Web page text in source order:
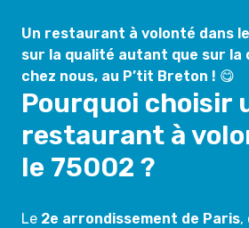
Un restaurant à volonté dans
sur la qualité autant que sur la
chez nous, au P’tit Breton ! 😋
Pourquoi choisir
restaurant à
le 75002 ?
Le 2e arrondissement de Paris,